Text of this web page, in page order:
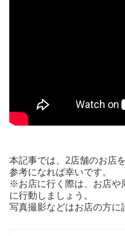
本記事では、2店舗のお店
参考になれば幸いです。
※お店に行く際は、お店や
に行動しましょう。
写真撮影などはお店の方に